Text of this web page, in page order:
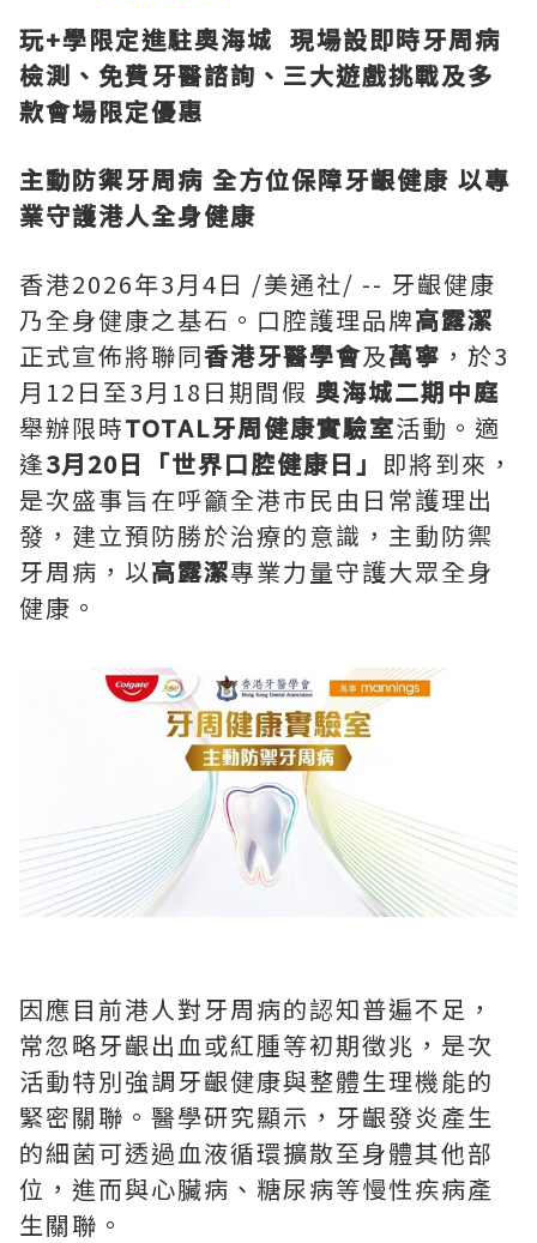
玩+學限定進駐奧海城 現場設即時牙周病
檢測 、免費牙醫諮詢、三大遊戲挑戰及多
款會場限定優惠
主動防禦牙周病 全方位保障牙齦健康 以專
業守護港人全身健康
香港2026年3月4日 /美通社/ -- 牙齦健康
乃全身健康之基石。口腔護理品牌高露潔
正式宣佈將聯同香港牙醫學會及萬寧 ，於3
月12日至3月18日期間假 奧海城二期中庭
舉辦限時TOTAL牙周健康實驗室活動。適
逢3月20日「世界口腔健康日」 即將到來，
是次盛事旨在呼籲全港市民由日常護理出
發，建立預防勝於治療的意識，主動防禦
牙周病，以高露潔專業力量守護大眾全身
健康。
因應目前港人對牙周病的認知普遍不足，
常忽略牙齦出血或紅腫等初期徵兆，是次
活動特別強調牙齦健康與整體生理機能的
緊密關聯。醫學研究顯示，牙齦發炎產生
的細菌可透過血液循環擴散至身體其他部
位，進而與心臟病、糖尿病等慢性疾病產
生關聯。